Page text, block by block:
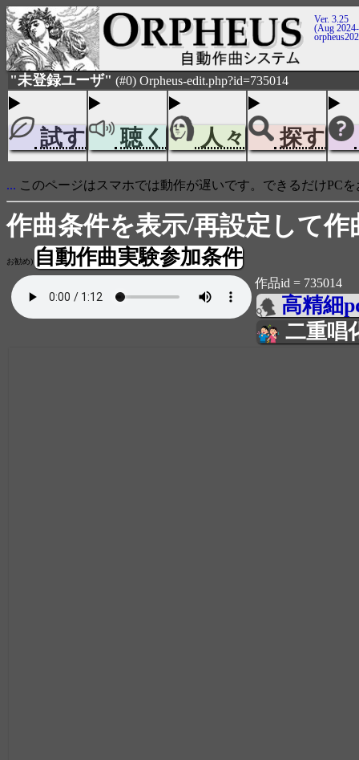
Ver. 3.25
(Aug
"未登録ユーザ" (#0) Orpheus-edit.php?id=735014
試す 聴く 人々 探す
... このページはスマホでは動作が遅いです。できるだけPC
作曲条件を表示/再設定して作
お勧め)自動作曲実験参加条件
作品id = 735014
高精細
二重唱